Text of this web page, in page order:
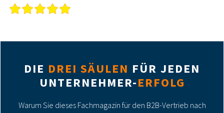
DIE DREI SÄULEN FÜR JEDEN
UNTERNEHMER-ERFOLG
Warum Sie dieses Fachmagazin für den B2B-Vertrieb nach